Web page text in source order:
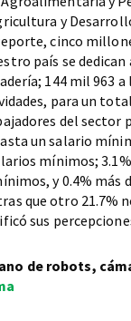
y
cinco
país se
144 mil 963 a
para un
del sector
un salario
mínimos;
y 0.4% más
que otro 21.7%
sus
de robots,